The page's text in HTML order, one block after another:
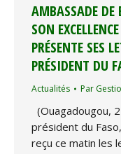
AMBASSADE DE
SON
PRÉSENTE SES
PRÉSIDENT DU
Actualités Par
(Ouagadougou,
président du
reçu ce matin les